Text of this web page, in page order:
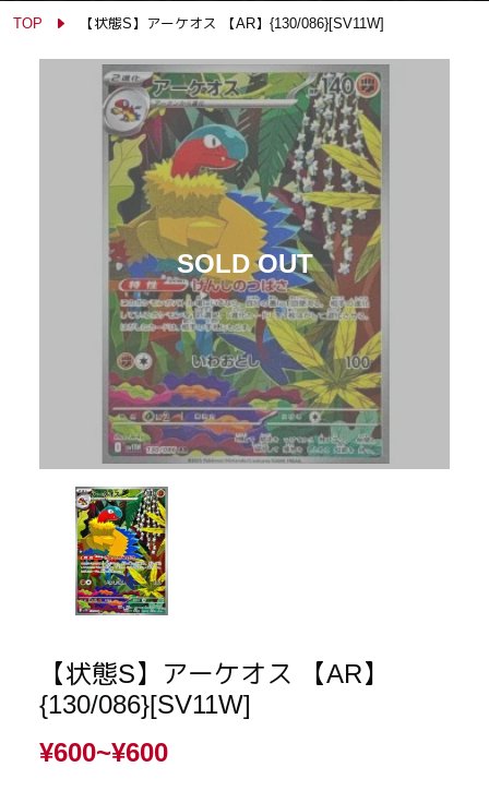
TOP 【状態S】アーケオス 【AR】{130/086}[SV11W]
【状態S】アーケオス 【AR】
{130/086}[SV11W]
¥600~¥600